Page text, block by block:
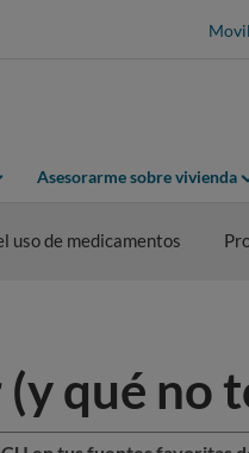
Asesorarme sobre vivienda
uso de medicamentos
qué no